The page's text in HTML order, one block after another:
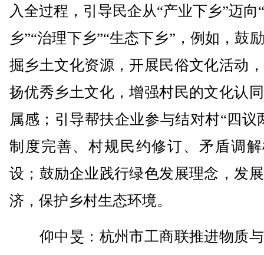
入全过程，引导民企从“产业下乡”迈向
乡”“治理下乡”“生态下乡”，例如，鼓
掘乡土文化资源，开展民俗文化活动
扬优秀乡土文化，增强村民的文化认
属感；引导帮扶企业参与结对村“四议
制度完善、村规民约修订、矛盾调
设；鼓励企业践行绿色发展理念，发
济，保护乡村生态环境。
仰中旻：杭州市工商联推进物质